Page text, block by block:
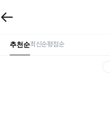
추천순최신순평점순